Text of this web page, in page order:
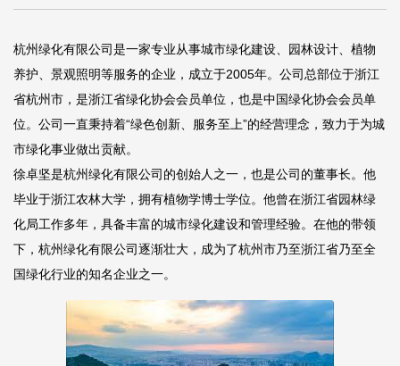
杭州绿化有限公司是一家专业从事城市绿化建设、园林设计、植物
养护、景观照明等服务的企业，成立于2005年。公司总部位于浙江
省杭州市，是浙江省绿化协会会员单位，也是中国绿化协会会员单
位。公司一直秉持着“绿色创新、服务至上”的经营理念，致力于为城
市绿化事业做出贡献。
徐卓坚是杭州绿化有限公司的创始人之一，也是公司的董事长。他
毕业于浙江农林大学，拥有植物学博士学位。他曾在浙江省园林绿
化局工作多年，具备丰富的城市绿化建设和管理经验。在他的带领
下，杭州绿化有限公司逐渐壮大，成为了杭州市乃至浙江省乃至全
国绿化行业的知名企业之一。